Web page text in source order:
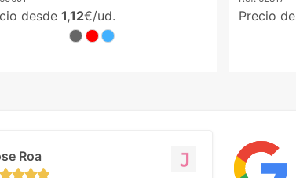
desde 1,12€/ud. Precio
Roa